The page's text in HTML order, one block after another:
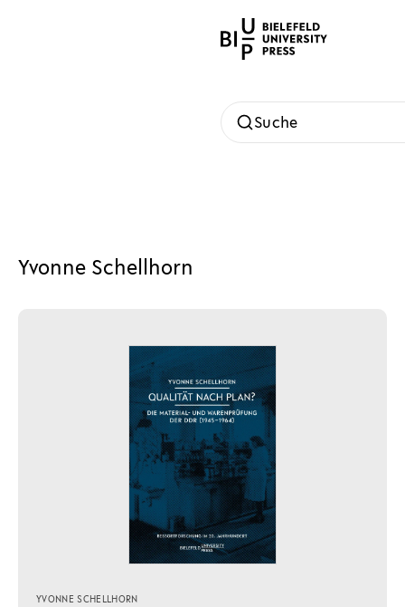
Suche
Yvonne Schellhorn
YVONNE SCHELLHORN